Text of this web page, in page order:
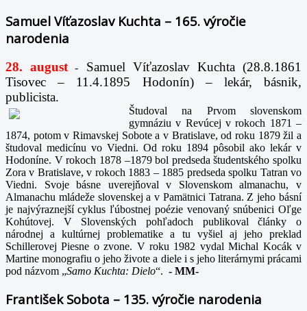
Samuel Víťazoslav Kuchta – 165. výročie
narodenia
28. august -
Samuel Víťazoslav Kuchta (28.8.1861
Tisovec – 11.4.1895 Hodonín) – lekár, básnik,
publicista.
Študoval na Prvom slovenskom
gymnáziu v Revúcej v rokoch 1871 –
1874, potom v Rimavskej Sobote a v Bratislave, od roku 1879 žil a
študoval medicínu vo Viedni. Od roku 1894 pôsobil ako lekár v
Hodoníne. V rokoch 1878 –1879 bol predseda študentského spolku
Zora v Bratislave, v rokoch 1883 – 1885 predseda spolku Tatran vo
Viedni. Svoje básne uverejňoval v Slovenskom almanachu, v
Almanachu mládeže slovenskej a v Pamätnici Tatrana. Z jeho básní
je najvýraznejší cyklus ľúbostnej poézie venovaný snúbenici Oľge
Kohútovej. V Slovenských pohľadoch publikoval články o
národnej a kultúrnej problematike a tu vyšiel aj jeho preklad
Schillerovej Piesne o zvone. V roku 1982 vydal Michal Kocák v
Martine monografiu o jeho živote a diele i s jeho literárnymi prácami
pod názvom „Samo Kuchta: Dielo“. - MM-
František Sobota – 135. výročie narodenia